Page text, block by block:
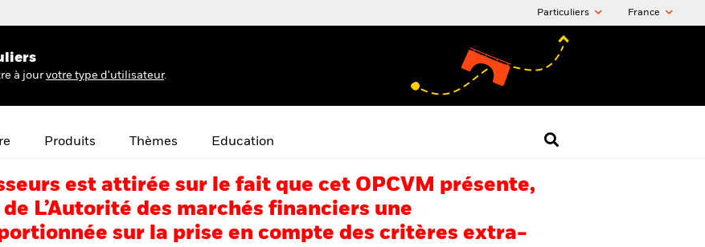
Particuliers France
à jour votre type d'utilisateur.
Produits Thèmes Education
est attirée sur le fait que cet OPCVM présente,
L’Autorité des marchés financiers une
sur la prise en compte des critères extra-